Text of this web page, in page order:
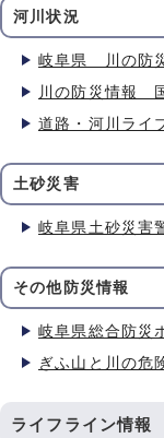
河川状況
岐阜県 川の防
川の防災情報
道路・河川ライ
土砂災害
岐阜県土砂災害
その他防災情報
岐阜県総合防災
ぎふ山と川の危
ライフライン情報